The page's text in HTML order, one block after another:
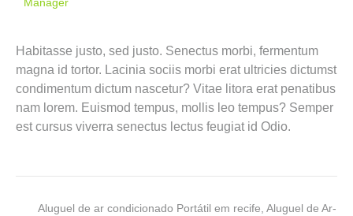
Habitasse justo, sed justo. Senectus morbi, fermentum
magna id tortor. Lacinia sociis morbi erat ultricies dictumst
condimentum dictum nascetur? Vitae litora erat penatibus
nam lorem. Euismod tempus, mollis leo tempus? Semper
est cursus viverra senectus lectus feugiat id Odio.
Aluguel de ar condicionado Portátil em recife Aluguel de Ar-